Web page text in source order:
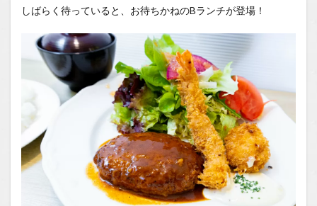
しばらく待っていると、お待ちかねのBランチが登場！